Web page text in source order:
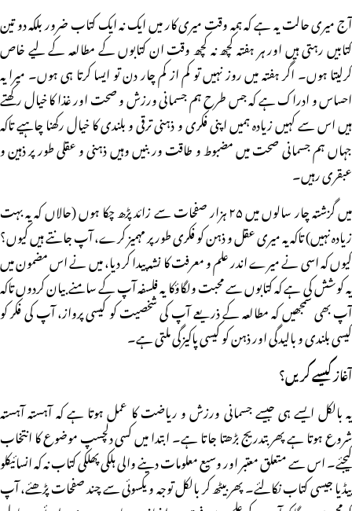
آج میری حالت یہ ہے کہ ہمہ وقت میری کار میں ایک نہ ایک کتاب ضرور بلکہ دو تین
کتابیں رہتی ہیں اور ہر ہفتہ کچھ نہ کچھ وقت ان کتابوں کے مطالعہ کے لیے خاص
کرلیتا ہوں۔ اگر ہفتہ میں روز نہیں تو کم از کم چار دن تو ایسا کرتا ہی ہوں۔ میرا یہ
احساس و ادراک ہے کہ جس طرح ہم جسمانی ورزش و صحت اور غذا کا خیال رکھتے
ہیں اس سے کہیں زیادہ ہمیں اپنی فکری و ذہنی ترقی و بلندی کا خیال رکھنا چاہیے تاکہ
جہاں ہم جسمانی صحت میں مضبوط و طاقت ور بنیں وہیں ذہنی و عقلی طور پر ذہین و
عبقری رہیں۔
میں گزشتہ چار سالوں میں ۲۵ ہزار صفحات سے زائد پڑھ چکا ہوں (حالاں کہ یہ بہت
زیادہ نہیں) تاکہ یہ میری عقل و ذہن کو فکری طور پر مہمیز کرے، آپ جانتے ہیں کیوں؟
کیوں کہ اسی نے میرے اندر علم و معرفت کا نشہ پیدا کر دیا، میں نے اس مضمون میں
یہ کوشش کی ہے کہ کتابوں سے محبت ولگاؤکا یہ فلسفہ آپ کے سامنے بیان کردوں تاکہ
آپ بھی سمجھیں کہ مطالعہ کے ذریعے آپ کی شخصیت کو کیسی پرواز، آپ کی فکر کو
کیسی بلندی و بالیدگی اور ذہن کو کیسی پاکیزگی ملتی ہے۔
آغاز کیسے کریں؟
یہ بالکل ایسے ہی جیسے جسمانی ورزش و ریاضت کا عمل ہوتا ہے کہ آہستہ آہستہ
شروع ہوتا ہے پھر بتدریج بڑھتا جاتا ہے۔ ابتدا میں کسی دلچسپ موضوع کا انتخاب
کیجئے۔ اس سے متعلق معتبر اور وسیع معلومات دینے والی ہلکی پھلکی کتاب نہ کہ انسائیکلو
پیڈیا جیسی کتاب نکالئے۔ پھر بیٹھ کر بالکل توجہ و یکسوئی سے چند صفحات پڑھئے، آپ